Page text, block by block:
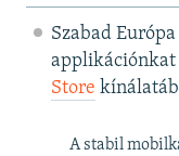
Szabad Európa
applikációnkat
Store
A stabil